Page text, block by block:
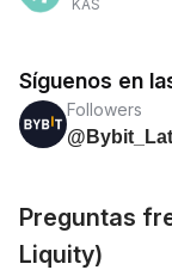
KAS
Síguenos en
Followers
Preguntas
Liquity)